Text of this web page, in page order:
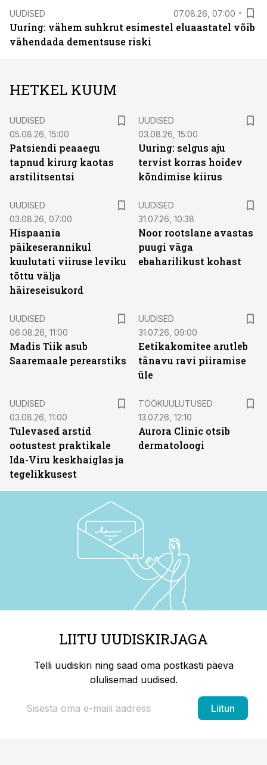
UUDISED 07.08.26, 07:00
Uuring: vähem suhkrut esimestel eluaastatel võib
vähendada dementsuse riski
HETKEL KUUM
UUDISED
05.08.26, 15:00
Patsiendi peaaegu
tapnud kirurg kaotas
arstilitsentsi
UUDISED
03.08.26, 15:00
Uuring: selgus aju
tervist korras hoidev
kõndimise kiirus
UUDISED
03.08.26, 07:00
Hispaania
päikeserannikul
kuulutati viiruse leviku
tõttu välja
häireseisukord
UUDISED
31.07.26, 10:38
Noor rootslane avastas
puugi väga
ebaharilikust kohast
UUDISED
06.08.26, 11:00
Madis Tiik asub
Saaremaale perearstiks
UUDISED
31.07.26, 09:00
Eetikakomitee arutleb
tänavu ravi piiramise
üle
UUDISED
03.08.26, 11:00
Tulevased arstid
ootustest praktikale
Ida-Viru keskhaiglas ja
tegelikkusest
TÖÖKUULUTUSED
13.07.26, 12:10
Aurora Clinic otsib
dermatoloogi
LIITU UUDISKIRJAGA
Telli uudiskiri ning saad oma postkasti päeva
olulisemad uudised.
Liitun